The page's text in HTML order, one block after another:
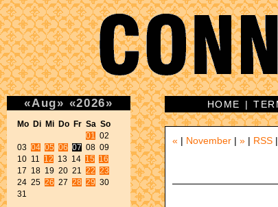
«Aug» «2026»
Mo Di Mi Do Fr Sa So
01
02
03 04 05 06 07 08 09
10 11 12 13 14 15
16
17 18 19 20 21 22 23
24 25 26 27 28 29 30
31
HOME |
« | November | » | RSS |